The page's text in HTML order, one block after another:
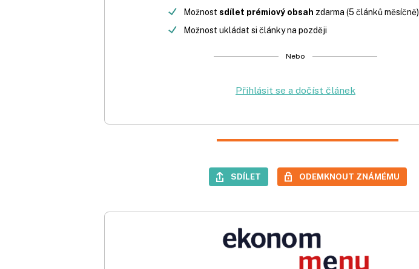
Možnost sdílet prémiový obsah zdarma (5 článků měsíčně)
Možnost ukládat si články na později
Nebo
Přihlásit se a dočíst článek
SDÍLET ODEMKNOUT ZNÁMÉMU